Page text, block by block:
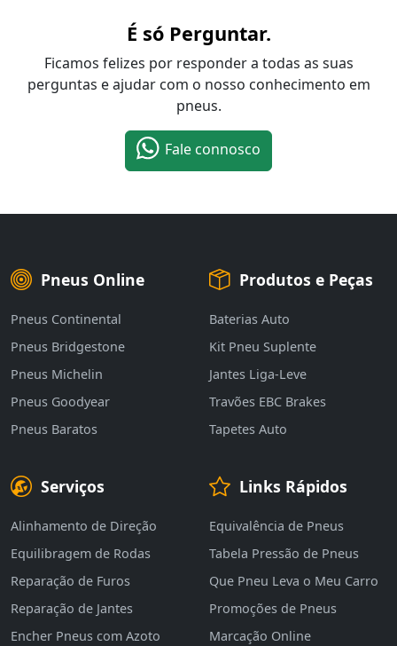
É só Perguntar.
Ficamos felizes por responder a todas as suas
perguntas e ajudar com o nosso conhecimento em
pneus.
Fale connosco
Pneus Online
Pneus Continental
Pneus Bridgestone
Pneus Michelin
Pneus Goodyear
Pneus Baratos
Produtos e Peças
Baterias Auto
Kit Pneu Suplente
Jantes Liga-Leve
Travões EBC Brakes
Tapetes Auto
Serviços
Alinhamento de Direção
Equilibragem de Rodas
Reparação de Furos
Reparação de Jantes
Encher Pneus com Azoto
Links Rápidos
Equivalência de Pneus
Tabela Pressão de Pneus
Que Pneu Leva o Meu Carro
Promoções de Pneus
Marcação Online